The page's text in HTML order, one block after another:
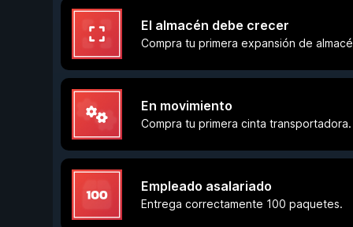
El almacén debe crecer
Compra tu primera expansión de
En movimiento
Compra tu primera cinta transportadora.
Empleado asalariado
Entrega correctamente 100 paquetes.